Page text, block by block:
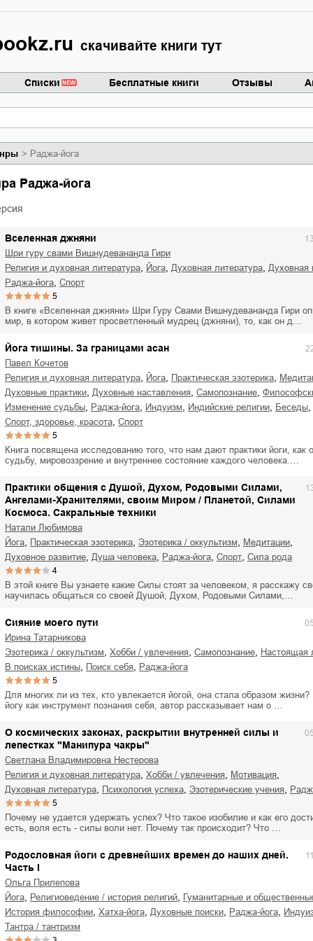
скачивайте книги тут
Списки Бесплатные книги Отзывы
Новоросии:
Сидоренко
Забытая земля Новоросии:
области
Раджа-йога
Раджа-йога
Вселенная джняни
Шри гуру свами Вишнудевананда Гири
религия и духовная литература
йога духовная литература
раджа-йога
спорт
5
В книге «Вселенная джняни» Шри Гуру Свами Вишнудевананда Гири
мир, в котором живет просветленный мудрец (джняни), то, как он д…
Йога тишины. За границами асан
Павел Кочетов
религия и духовная литература
йога практическая эзотерика
духовные практики
духовные наставления самопознание
изменение судьбы
раджа-йога индуизм индийские религии беседы
спорт, здоровье, красота спорт
5
Книга посвящена исследованию того, что нам дают практики йоги, как
судьбу, мировоззрение и внутреннее состояние каждого человека.…
Практики общения с Душой, Духом, Родовыми Силами,
Ангелами-Хранителями, своим Миром / Планетой, Силами
Космоса. Сакральные техники
Натали Любимова
йога
практическая эзотерика эзотерика / оккультизм медитации
духовное развитие душа человека раджа-йога спорт сила рода
4
В этой книге Вы узнаете какие Силы стоят за человеком, я расскажу
научилась общаться со своей Душой, Духом, Родовыми Силами,…
Сияние моего пути
Ирина Татарникова
эзотерика / оккультизм
хобби / увлечения самопознание
в поисках истины
поиск себя раджа-йога
5
Для многих ли из тех, кто увлекается йогой, она стала образом
йогу как инструмент познания себя, автор рассказывает нам о …
О космических законах, раскрытии внутренней силы и
лепестках "Манипура чакры"
Светлана Владимировна Нестерова
религия и духовная литература
хобби / увлечения мотивация
духовная литература психология успеха эзотерические учения
5
Почему не удается удержать успех? Что такое изобилие и как его
есть, воля есть - силы воли нет. Почему так происходит? Что …
Родословная йоги с древнейших времен до наших дней.
Часть I
Ольга Прилепова
йога
религиоведение / история религий
гуманитарные и
история философии
хатха-йога духовные поиски раджа-йога
тантра / тантризм